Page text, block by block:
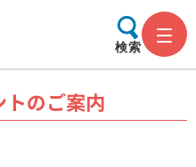
検索
のご案内